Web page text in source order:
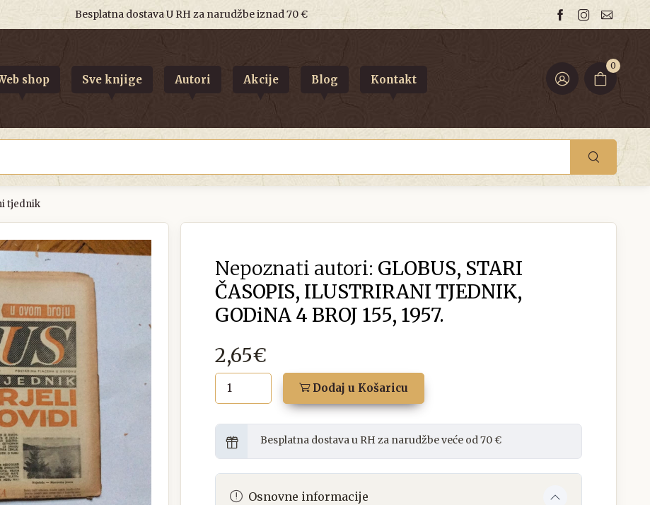
Besplatna dostava U RH za narudžbe iznad 70 €
0
shop Sve knjige Autori Akcije Blog Kontakt
tjednik
Nepoznati autori: GLOBUS, STARI
ČASOPIS, ILUSTRIRANI TJEDNIK,
GODiNA 4 BROJ 155, 1957.
2,65€
Dodaj u Košaricu
Besplatna dostava u RH za narudžbe veće od 70 €
Osnovne informacije